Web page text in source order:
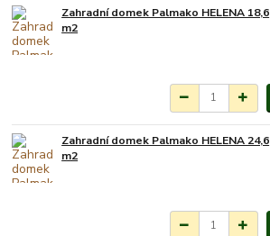
Zahradní domek Palmako HELENA 18,6
m2
Zahradní domek Palmako HELENA 24,6
m2